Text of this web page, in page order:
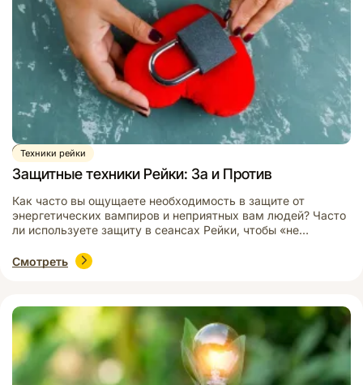
Техники рейки
Видео
Защитные техники Рейки: За и Против
Как часто вы ощущаете необходимость в защите от
энергетических вампиров и неприятных вам людей? Часто
ли используете защиту в сеансах Рейки, чтобы «не
непредвзято взглянем на тему Рейки защиты. Разберем,
что она из себя представляет, как работает в разных
Смотреть